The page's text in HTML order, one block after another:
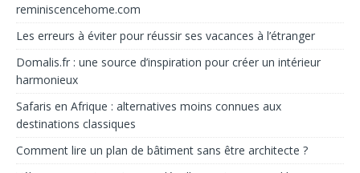
reminiscencehome.com
Les erreurs à éviter pour réussir ses vacances à l’étranger
Domalis.fr : une source d’inspiration pour créer un intérieur
harmonieux
Safaris en Afrique : alternatives moins connues aux
destinations classiques
Comment lire un plan de bâtiment sans être architecte ?